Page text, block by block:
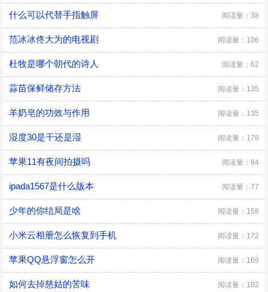
什么可以代替手指触屏 阅读量：38
范冰冰佟大为的电视剧 阅读量：106
杜牧是哪个朝代的诗人 阅读量：62
蒜苗保鲜储存方法 阅读量：135
羊奶皂的功效与作用 阅读量：135
湿度30是干还是湿 阅读量：178
苹果11有夜间拍摄吗 阅读量：84
ipada1567是什么版本 阅读量：77
少年的你结局是啥 阅读量：158
小米云相册怎么恢复到手机 阅读量：172
苹果QQ悬浮窗怎么开 阅读量：169
如何去掉慈姑的苦味 阅读量：182